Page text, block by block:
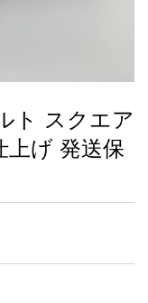
ト スクエア
げ 発送保